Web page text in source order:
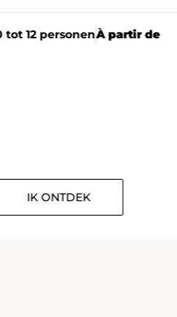
tot 12 personenÀ partir de
IK ONTDEK